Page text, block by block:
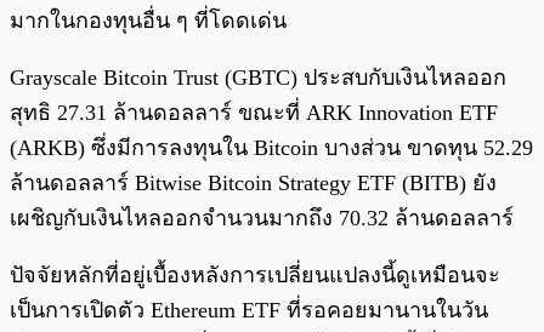
มากในกองทุนอื่น ๆ ที่โดดเด่น
Grayscale Bitcoin Trust (GBTC) ประสบกับเงินไหลออก
สุทธิ 27.31 ล้านดอลลาร์ ขณะที่ ARK Innovation ETF
(ARKB) ซึ่งมีการลงทุนใน Bitcoin บางส่วน ขาดทุน 52.29
ล้านดอลลาร์ Bitwise Bitcoin Strategy ETF (BITB) ยัง
เผชิญกับเงินไหลออกจำนวนมากถึง 70.32 ล้านดอลลาร์
ปัจจัยหลักที่อยู่เบื้องหลังการเปลี่ยนแปลงนี้ดูเหมือนจะ
เป็นการเปิดตัว Ethereum ETF ที่รอคอยมานานในวัน